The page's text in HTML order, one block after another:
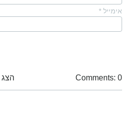
אימייל *
Comments: 0 הצג